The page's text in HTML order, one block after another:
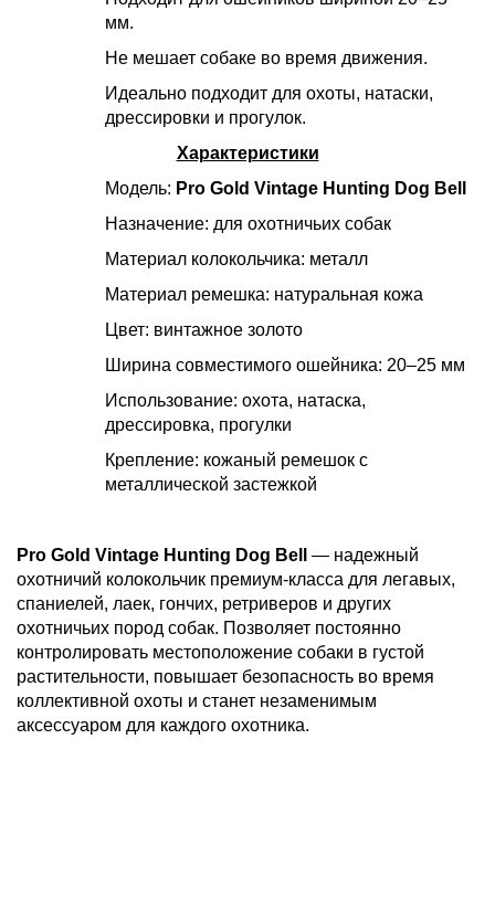
мм.
Не мешает собаке во время движения.
Идеально подходит для охоты, натаски,
дрессировки и прогулок.
Характеристики
Модель: Pro Gold Vintage Hunting Dog Bell
Назначение: для охотничьих собак
Материал колокольчика: металл
Материал ремешка: натуральная кожа
Цвет: винтажное золото
Ширина совместимого ошейника: 20–25 мм
Использование: охота, натаска,
дрессировка, прогулки
Крепление: кожаный ремешок с
металлической застежкой
Pro Gold Vintage Hunting Dog Bell
— надежный
охотничий колокольчик премиум-класса для легавых,
спаниелей, лаек, гончих, ретриверов и других
охотничьих пород собак. Позволяет постоянно
контролировать местоположение собаки в густой
растительности, повышает безопасность во время
коллективной охоты и станет незаменимым
аксессуаром для каждого охотника.